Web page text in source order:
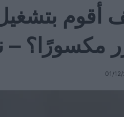
أقوم
مكسورًا؟
01/